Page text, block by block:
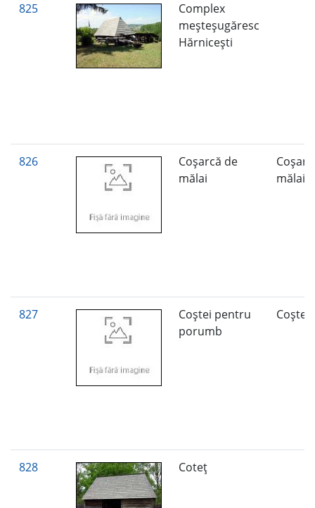
825
Complex
meşteşugăresc
Hărniceşti
826
Coşarcă de
mălai
mălai
827
Coştei pentru
porumb
Coştei
828 Coteţ